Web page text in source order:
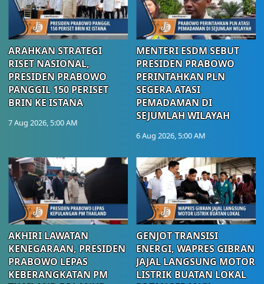
ARAHKAN STRATEGI
RISET NASIONAL,
PRESIDEN PRABOWO
PANGGIL 150 PERISET
BRIN KE ISTANA
7 Aug 2026, 5:00 AM
MENTERI ESDM SEBUT
PRESIDEN PRABOWO
PERINTAHKAN PLN
SEGERA ATASI
PEMADAMAN DI
SEJUMLAH WILAYAH
6 Aug 2026, 5:00 AM
AKHIRI LAWATAN
KENEGARAAN, PRESIDEN
PRABOWO LEPAS
KEBERANGKATAN PM
GENJOT TRANSISI
ENERGI, WAPRES GIBRAN
JAJAL LANGSUNG MOTOR
LISTRIK BUATAN LOKAL